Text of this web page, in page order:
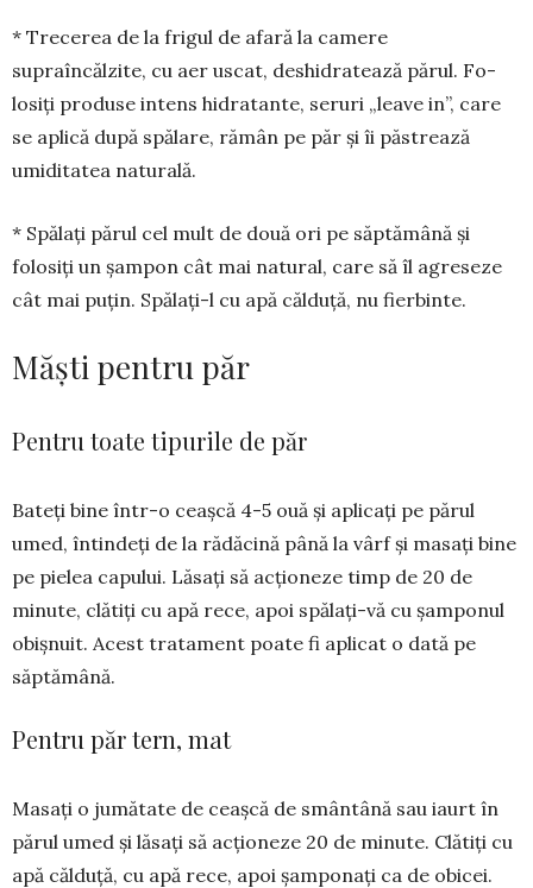
* Trecerea de la frigul de afară la camere
supraîncălzite, cu aer uscat, deshidratează părul. Fo­
losiţi produse intens hi­dratante, seruri „leave in”, care
se aplică după spă­lare, rămân pe păr şi îi păs­trează
umiditatea natu­rală.
* Spălaţi părul cel mult de două ori pe săp­tă­mână şi
folosiţi un şam­­pon cât mai natural, care să îl agre­seze
cât mai pu­ţin. Spă­laţi-l cu apă călduţă, nu fier­binte.
Măşti pentru păr
Pentru toate tipurile de păr
Bateţi bine într-o ceaşcă 4-5 ouă şi apli­caţi pe părul
umed, întindeţi de la rădă­cină până la vârf şi masaţi bine
pe pielea capului. Lăsaţi să acționeze timp de 20 de
minute, clătiţi cu apă rece, apoi spă­laţi-vă cu şamponul
obiş­­nuit. Acest tra­ta­ment poate fi a­pli­­cat o dată pe
săptămână.
Pentru păr tern, mat
Masaţi o jumătate de ceaşcă de smântână sau iaurt în
părul umed şi lă­saţi să acționeze 20 de minute. Clă­tiţi cu
apă călduţă, cu apă rece, apoi şam­­ponaţi ca de obicei.